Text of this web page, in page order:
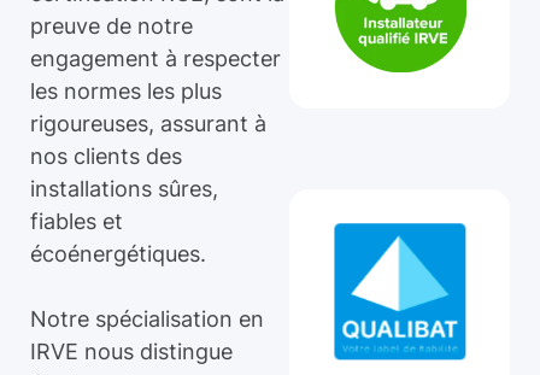
preuve de notre
engagement à respecter
les normes les plus
rigoureuses, assurant à
nos clients des
installations sûres,
fiables et
écoénergétiques.
Notre spécialisation en
IRVE nous distingue